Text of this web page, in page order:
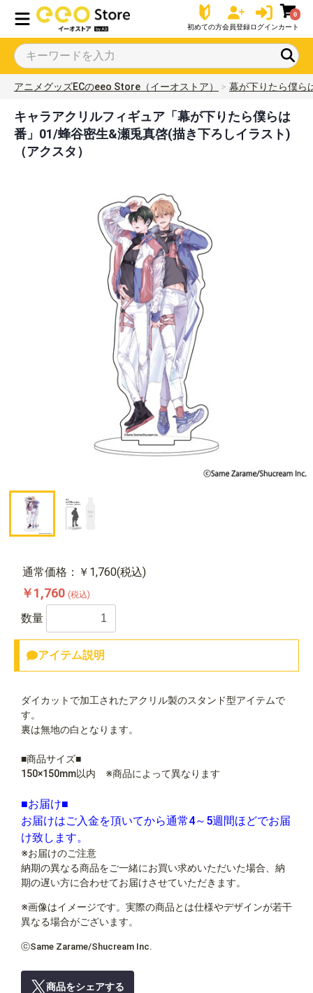
初めての方会員登録ログイン
0
カート
アニメグッズECのeeo Store（イーオストア） 幕が下りたら僕ら
キャラアクリルフィギュア「幕が下りたら僕らは
番」01/蜂谷密生&瀬兎真啓(描き下ろしイラスト)
（アクスタ）
通常価格：￥1,760(税込)
￥1,760 (税込)
数量
アイテム説明
ダイカットで加工されたアクリル製のスタンド型アイテムで
す。
裏は無地の白となります。
■商品サイズ■
150×150mm以内 ※商品によって異なります
■お届け■
お届けはご入金を頂いてから通常4～5週間ほどでお届
け致します。
※お届けのご注意
納期の異なる商品をご一緒にお買い求めいただいた場合、納
期の遅い方に合わせてお届けさせていただきます。
※画像はイメージです。実際の商品とは仕様やデザインが若干
異なる場合がございます。
ⓒSame Zarame/Shucream Inc.
商品をシェアする